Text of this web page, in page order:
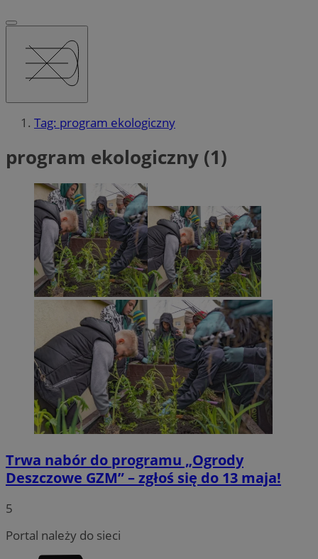
Tag: program ekologiczny
program ekologiczny (1)
Trwa nabór do programu „Ogrody
Deszczowe GZM” – zgłoś się do 13 maja!
5
Portal należy do sieci